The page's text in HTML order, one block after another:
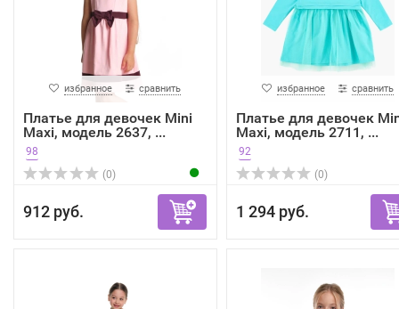
избранное сравнить
Платье для девочек Mini
Maxi, модель 2637, ...
98
(0)
912 руб.
избранное сравнить
Платье для девочек
Maxi, модель 2711, ...
92
(0)
1 294 руб.